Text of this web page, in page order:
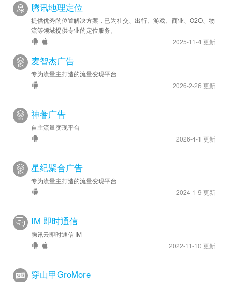
腾讯地理定位
提供优秀的位置解决方案，已为社交、出行、游戏、商业、O2O、物
流等领域提供专业的定位服务。
2025-11-4 更新
麦智杰广告
专为流量主打造的流量变现平台
2026-2-26 更新
神蓍广告
自主流量变现平台
2026-4-1 更新
星纪聚合广告
专为流量主打造的流量变现平台
2024-1-9 更新
IM 即时通信
腾讯云即时通信 IM
2022-11-10 更新
穿山甲GroMore